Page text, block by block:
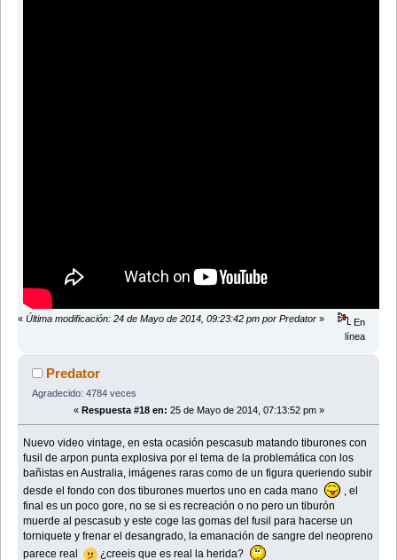
« Última modificación: 24 de Mayo de 2014, 09:23:42 pm por Predator »
En
línea
Predator
Agradecido: 4784 veces
« Respuesta #18 en: 25 de Mayo de 2014, 07:13:52 pm »
Nuevo video vintage, en esta ocasión pescasub matando tiburones con
fusil de arpon punta explosiva por el tema de la problemática con los
bañistas en Australia, imágenes raras como de un figura queriendo subir
desde el fondo con dos tiburones muertos uno en cada mano
, el
final es un poco gore, no se si es recreación o no pero un tiburón
muerde al pescasub y este coge las gomas del fusil para hacerse un
torniquete y frenar el desangrado, la emanación de sangre del neopreno
parece real
¿creeis que es real la herida?